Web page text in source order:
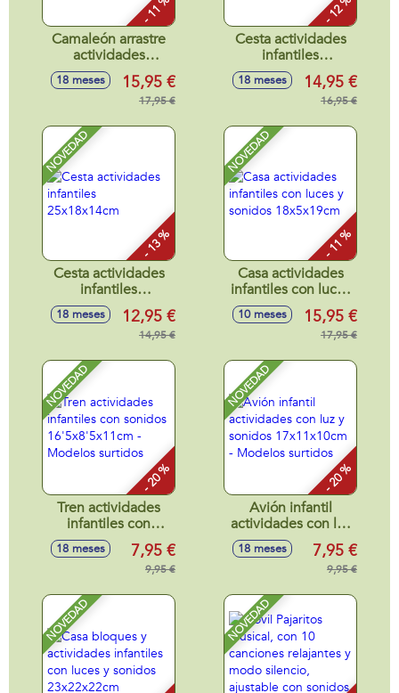
- 11 %
Camaleón arrastre
actividades
28x13x14cm
18 meses 15,95 €
17,95 €
- 12 %
Cesta actividades
infantiles
25x18x14cm
18 meses 14,95 €
16,95 €
NOVEDAD
- 13 %
Cesta actividades
infantiles
25x18x14cm
18 meses 12,95 €
14,95 €
NOVEDAD
- 11 %
Casa actividades
infantiles con luces
y sonidos
18x5x19cm
10 meses 15,95 €
17,95 €
NOVEDAD
- 20 %
Tren actividades
infantiles con
sonidos
16'5x8'5x11cm -
Modelos surtidos
18 meses 7,95 €
9,95 €
NOVEDAD
- 20 %
Avión infantil
actividades con luz
y sonidos
17x11x10cm -
Modelos surtidos
18 meses 7,95 €
9,95 €
NOVEDAD NOVEDAD